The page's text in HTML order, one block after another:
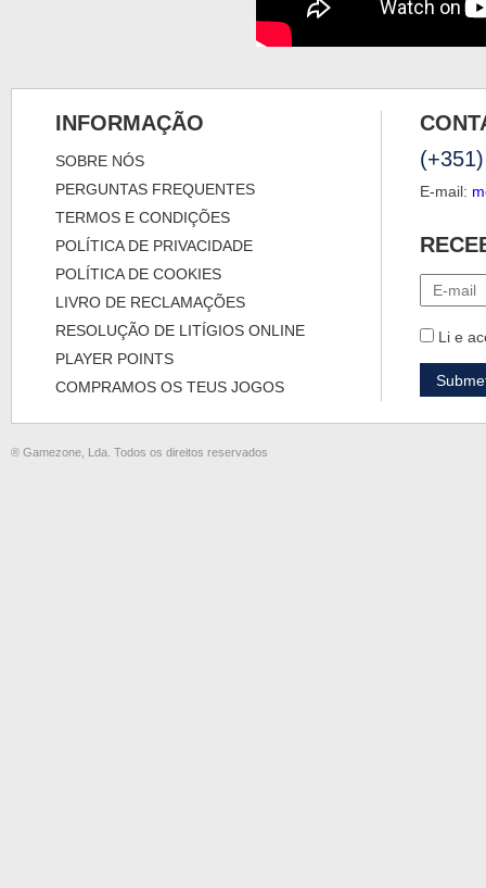
INFORMAÇÃO
SOBRE NÓS
PERGUNTAS FREQUENTES
TERMOS E CONDIÇÕES
POLÍTICA DE PRIVACIDADE
POLÍTICA DE COOKIES
LIVRO DE RECLAMAÇÕES
RESOLUÇÃO DE LITÍGIOS ONLINE
PLAYER POINTS
COMPRAMOS OS TEUS JOGOS
E-mail:
Li e
® Gamezone, Lda. Todos os direitos reservados